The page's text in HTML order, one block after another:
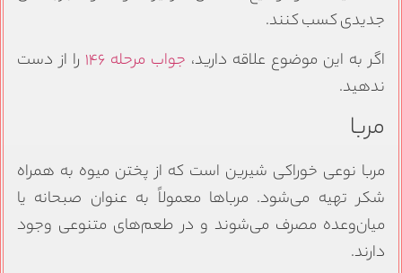
جدیدی کسب کنند.
اگر به این موضوع علاقه دارید، جواب مرحله ۱۴۶
را از دست
ندهید.
مربا
مربا نوعی خوراکی شیرین است که از پختن میوه به همراه
شکر تهیه می‌شود. مرباها معمولاً به عنوان صبحانه یا
میان‌وعده مصرف می‌شوند و در طعم‌های متنوعی وجود
دارند.